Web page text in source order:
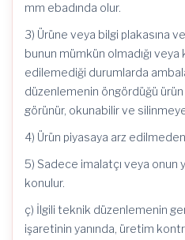
mm ebadında olur.
3) Ürüne veya bilgi plakasına
bunun mümkün olmadığı veya
edilemediği durumlarda
düzenlemenin öngördüğü
görünür, okunabilir ve
4) Ürün piyasaya arz
5) Sadece imalatçı veya onun
konulur.
ç) İlgili teknik düzenlemenin
işaretinin yanında, üretim